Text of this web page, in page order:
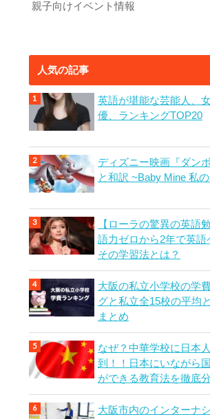
親子向けイベント情報
人気の記事
英語が堪能な芸能人、
優、ランキングTOP20
ディズニー映画『ダン
と和訳 ~Baby Mine 私
【ローラの驚異の英語
語力ゼロから2年で英語
その学習法とは？
大阪の私立小学校の学
グと私立全15校の平均
まとめ
なぜ？中華学校に日本
到！！日本にいながら
ができる教育法を徹底分
大阪市内のインターナ